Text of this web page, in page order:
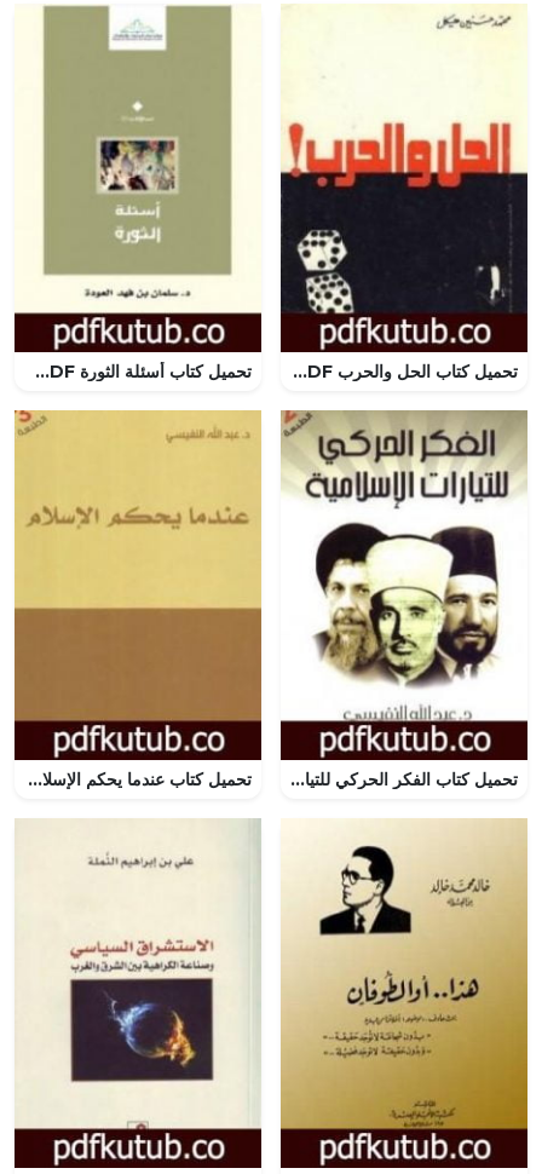
تحميل كتاب الحل والحرب PDF تأليف محمد حسنين هيكل مجانا [كامل] تحميل كتاب أسئلة الثورة PDF تأليف سلمان العودة مجانا [كامل]
تحميل كتاب الفكر الحركي للتيارات الإسلامية PDF تأليف عبد الله النفيسي مجانا [كامل] تحميل كتاب عندما يحكم الإسلام PDF تأليف عبد الله النفيسي مجانا [كامل]